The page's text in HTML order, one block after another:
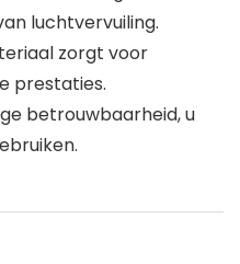
luchtvervuiling.
zorgt voor
prestaties.
betrouwbaarheid, u